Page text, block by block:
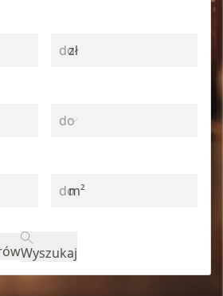
zł
m²
Wyszukaj